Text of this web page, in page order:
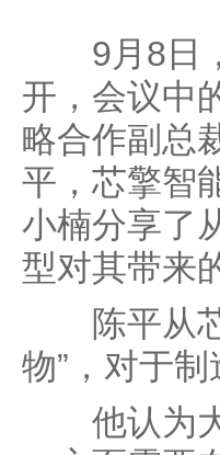
9月8日，
开，会议中
略合作副总
平，芯擎智
小楠分享了
型对其带来
陈平从芯
物”，对于
他认为大